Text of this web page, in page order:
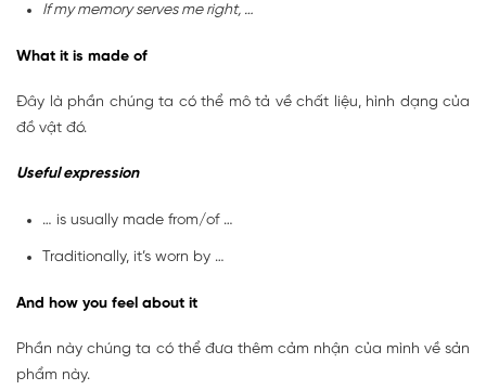
If my memory serves me right, …
What it is made of
Đây là phần chúng ta có thể mô tả về chất liệu, hình dạng của
đồ vật đó.
Useful expression
… is usually made from/of …
Traditionally, it’s worn by …
And how you feel about it
Phần này chúng ta có thể đưa thêm cảm nhận của mình về sản
phẩm này.